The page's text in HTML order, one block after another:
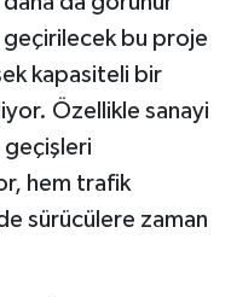
geçirilecek bu proje
kapasiteli bir
Özellikle sanayi
geçişleri
hem trafik
sürücülere zaman